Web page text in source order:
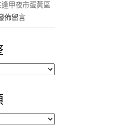
甲夜市蛋黃區
佈留言